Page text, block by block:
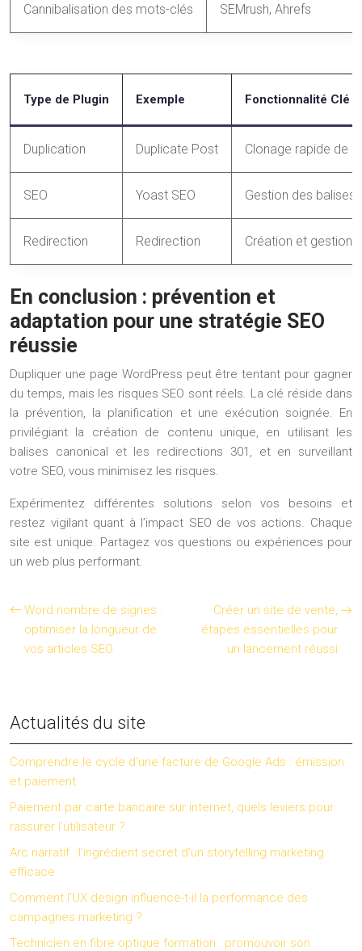
Cannibalisation des mots-clés SEMrush, Ahrefs
Type de Plugin Exemple Fonctionnalité Clé
Duplication Duplicate Post Clonage rapide de
SEO Yoast SEO Gestion des
Redirection Redirection Création et gestion
En conclusion : prévention et
adaptation pour une stratégie SEO
réussie
Dupliquer une page WordPress peut être tentant pour gagner
du temps, mais les risques SEO sont réels. La clé réside dans
la prévention, la planification et une exécution soignée. En
privilégiant la création de contenu unique, en utilisant les
balises canonical et les redirections 301, et en surveillant
votre SEO, vous minimisez les risques.
Expérimentez différentes solutions selon vos besoins et
restez vigilant quant à l’impact SEO de vos actions. Chaque
site est unique. Partagez vos questions ou expériences pour
un web plus performant.
Word nombre de signes :
optimiser la longueur de
vos articles SEO
Créer un site de vente,
étapes essentielles pour
un lancement réussi
Actualités du site
Comprendre le cycle d’une facture de Google Ads : émission
et paiement
Paiement par carte bancaire sur internet, quels leviers pour
rassurer l’utilisateur ?
Arc narratif : l’ingrédient secret d’un storytelling marketing
efficace
Comment l’UX design influence-t-il la performance des
campagnes marketing ?
Technicien en fibre optique formation : promouvoir son